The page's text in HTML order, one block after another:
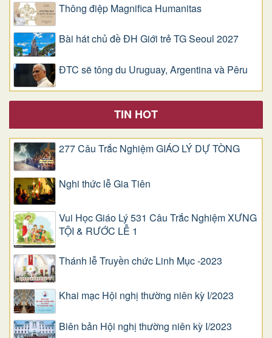
Thông điệp Magnifica Humanitas
Bài hát chủ đề ĐH Giới trẻ TG Seoul 2027
ĐTC sẽ tông du Uruguay, Argentina và Pêru
TIN HOT
277 Câu Trắc Nghiệm GIÁO LÝ DỰ TÒNG
Nghi thức lễ Gia Tiên
Vui Học Giáo Lý 531 Câu Trắc Nghiệm XƯNG
TỘI & RƯỚC LỄ 1
Thánh lễ Truyền chức Linh Mục -2023
Khai mạc Hội nghị thường niên kỳ I/2023
Biên bản Hội nghị thường niên kỳ I/2023